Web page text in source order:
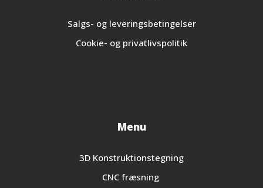
Salgs- og leveringsbetingelser
Cookie- og privatlivspolitik
Menu
3D Konstruktionstegning
CNC fræsning